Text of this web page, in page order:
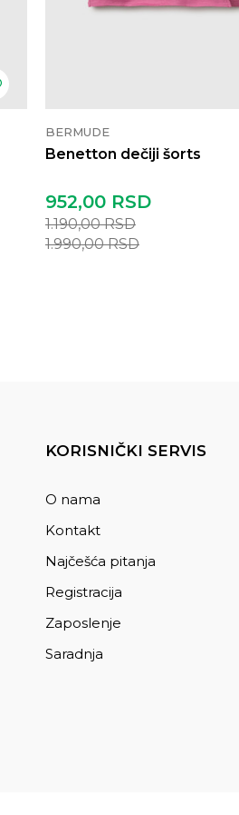
BERMUDE
Benetton dečiji šorts
952,00 RSD
1.190,00RSD
1.990,00RSD
KORISNIČKI SERVIS
O nama
Kontakt
Najčešća pitanja
Registracija
Zaposlenje
Saradnja